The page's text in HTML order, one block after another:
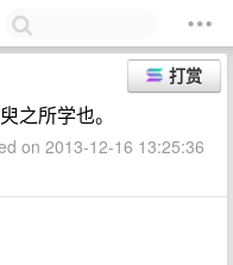
打赏
之所学也。
on 2013-12-16 13:25:36